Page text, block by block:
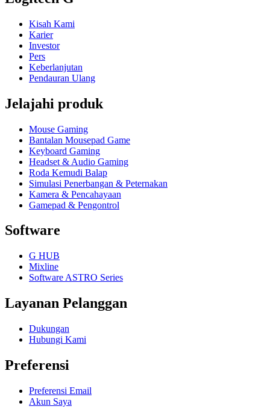
Kisah Kami
Karier
Investor
Pers
Keberlanjutan
Pendauran Ulang
Jelajahi produk
Mouse Gaming
Bantalan Mousepad Game
Keyboard Gaming
Headset & Audio Gaming
Roda Kemudi Balap
Simulasi Penerbangan & Peternakan
Kamera & Pencahayaan
Gamepad & Pengontrol
Software
G HUB
Mixline
Software ASTRO Series
Layanan Pelanggan
Dukungan
Hubungi Kami
Preferensi
Preferensi Email
Akun Saya